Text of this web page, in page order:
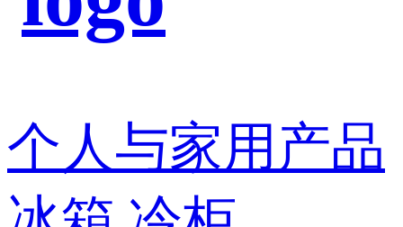
个人与家用产品